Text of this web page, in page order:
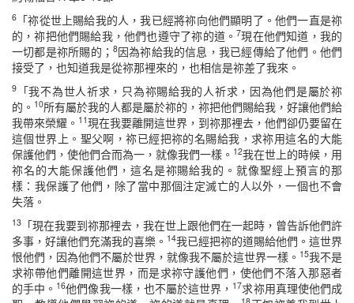
6 「祢從世上賜給我的人，我已經將祢向他們顯明了。他們一直是祢
的，祢把他們賜給我，他們也遵守了祢的道。7現在他們知道，我的
一切都是祢所賜的； 8因為祢給我的信息，我已經傳給了他們。他們
接受了，也知道我是從祢那裡來的，也相信是祢差了我來。
9
「我不為世人祈求，只為祢賜給我的人祈求，因為他們是屬於祢
的。 10所有屬於我的人都是屬於祢的，祢把他們賜給我，好讓他們給
我帶來榮耀。 11現在我要離開這世界，到祢那裡去，他們卻仍要留在
這個世界上。聖父啊，祢已經把祢的名賜給我，求祢用這名的大能
保護他們，使他們合而為一，就像我們一樣。 12我在世上的時候，用
祢名的大能保護他們，這名是祢賜給我的。就像聖經上預言的那
樣：我保護了他們，除了當中那個注定滅亡的人以外，一個也不會
失落。
13 「現在我要到祢那裡去，我在世上跟他們在一起時，曾告訴他們許
多事，好讓他們充滿我的喜樂。 14我已經把祢的道賜給他們。這世界
恨他們，因為他們不屬於世界，就像我不屬於這世界一樣。 15我不是
求祢帶他們離開這世界，而是求祢守護他們，使他們不落入那惡者
的手中。 16他們像我一樣，也不屬於這世界， 17求祢用真理使他們成